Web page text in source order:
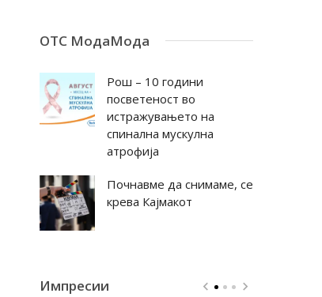
ОТС МодаМода
Рош – 10 години
посветеност во
истражувањето на
спинална мускулна
атрофија
Почнавме да снимаме, се
крева Кајмакот
Импресии